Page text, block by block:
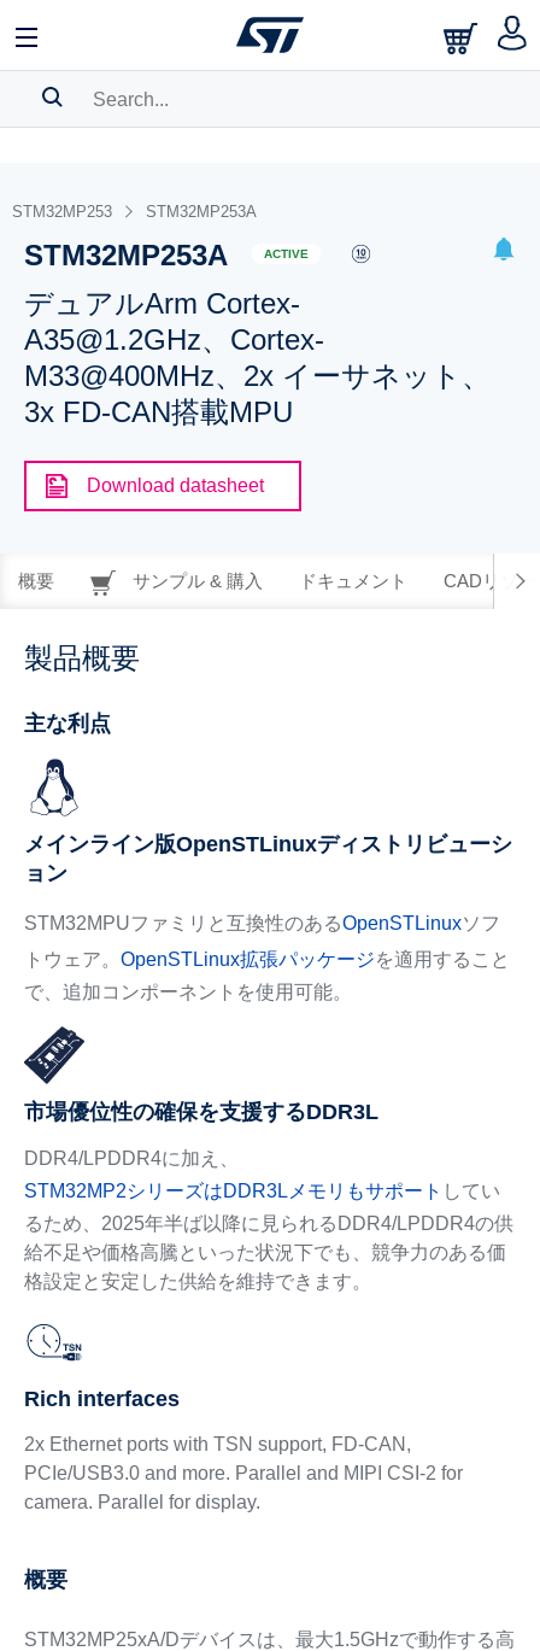
BOOKMARK
Pleaselog into show your saved searches.
STM32MP253 STM32MP253A
STM32MP253A ACTIVE
デュアルArm Cortex-
A35@1.2GHz、Cortex-
M33@400MHz、2x イーサネット、
3x FD-CAN搭載MPU
Download datasheet
概要 サンプル & 購入 ドキュメント CADリソー
製品概要
主な利点
メインライン版OpenSTLinuxディストリビューシ
ョン
STM32MPUファミリと互換性のあるOpenSTLinuxソフ
トウェア。 OpenSTLinux拡張パッケージを適用すること
で、追加コンポーネントを使用可能。
市場優位性の確保を支援するDDR3L
DDR4/LPDDR4に加え、
STM32MP2シリーズはDDR3Lメモリもサポート してい
るため、2025年半ば以降に見られるDDR4/LPDDR4の供
給不足や価格高騰といった状況下でも、競争力のある価
格設定と安定した供給を維持できます。
Rich interfaces
2x Ethernet ports with TSN support, FD-CAN,
PCIe/USB3.0 and more. Parallel and MIPI CSI-2 for
camera. Parallel for display.
概要
STM32MP25xA/Dデバイスは、最大1.5GHzで動作する高